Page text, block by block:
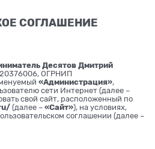
СОГЛАШЕНИЕ
Десятов Дмитрий
ОГРНИП
«Администрация»,
сети Интернет (далее –
свой сайт, расположенный по
(далее – «Сайт»), на условиях,
соглашении (далее –